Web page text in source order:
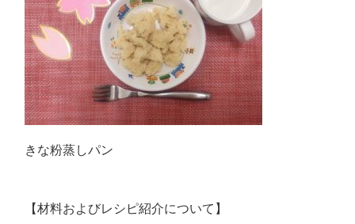
きな粉蒸しパン
【材料およびレシピ紹介について】